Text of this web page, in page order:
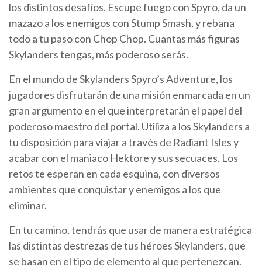
los distintos desafíos. Escupe fuego con Spyro, da un
mazazo a los enemigos con Stump Smash, y rebana
todo a tu paso con Chop Chop. Cuantas más figuras
Skylanders tengas, más poderoso serás.
En el mundo de Skylanders Spyro’s Adventure, los
jugadores disfrutarán de una misión enmarcada en un
gran argumento en el que interpretarán el papel del
poderoso maestro del portal. Utiliza a los Skylanders a
tu disposición para viajar a través de Radiant Isles y
acabar con el maniaco Hektore y sus secuaces. Los
retos te esperan en cada esquina, con diversos
ambientes que conquistar y enemigos a los que
eliminar.
En tu camino, tendrás que usar de manera estratégica
las distintas destrezas de tus héroes Skylanders, que
se basan en el tipo de elemento al que pertenezcan.